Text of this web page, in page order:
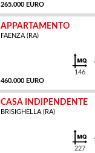
265.000 EURO
APPARTAMENTO
FAENZA (RA)
460.000 EURO
146
CASA INDIPENDENTE
BRISIGHELLA (RA)
227